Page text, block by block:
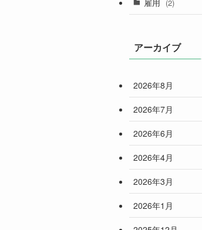
(2)
アーカイブ
2026年8月
2026年7月
2026年6月
2026年4月
2026年3月
2026年1月